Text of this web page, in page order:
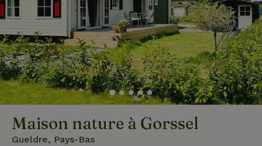
Maison nature à Gorssel
Gueldre, Pays-Bas